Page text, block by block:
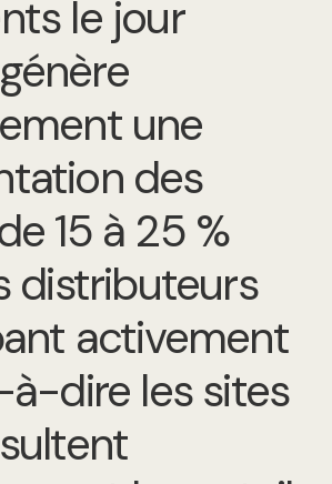
le jour
une
des
15 à 25 %
distributeurs
activement
dire les sites